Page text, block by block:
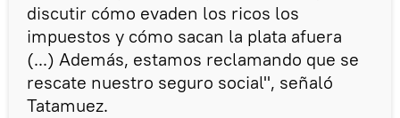
discutir cómo evaden los ricos los
impuestos y cómo sacan la plata afuera
(...) Además, estamos reclamando que se
rescate nuestro seguro social", señaló
Tatamuez.